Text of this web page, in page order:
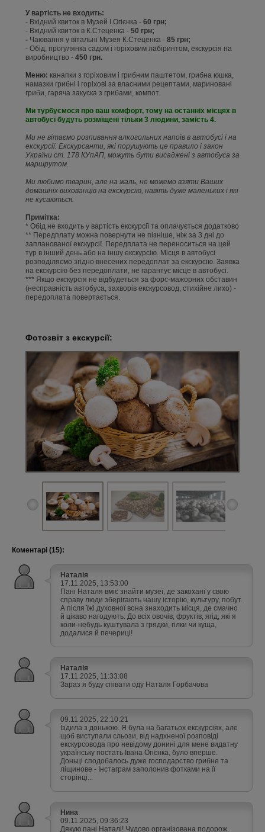
У вартість не входить:
- Вхідний квиток в Музей І.Огієнка - 60 грн;
- Вхідний квиток в К.Стеценка - 50 грн;
- Чаювання у вітальні Музея К.Стеценка - 85 грн;
- Обід, прогулянка садом і горіховим лабіринтом, екскурсія на
виробництво - 450 грн.
Меню: канапки з горіховим і грибним паштетом, грибна юшка,
намазки грибні і горіхові за власними рецептами, мариновані
гриби, гаряча закуска з грибами, компот.
Ми турбуємося про ваш комфорт, тому на останніх місцях в
автобусі будуть розміщені тільки 3 людини, замість 4.
Ми не вітаємо розпивання алкогольних напоїв в автобусі і на
екскурсії. Екскурсанти, які порушують це правило і закон
України ст. 178 КУпАП, можуть бути висаджені з автобуса за
маршрутом.
Ми любимо тварин, але на жаль, не можемо взяти Ваших
домашніх вихованців на екскурсію, навіть дуже маленьких і які
не кусаються.
Примітка:
* Обід не входить у вартість екскурсії та оплачується додатково
** Передплату можна повернути не пізніше, ніж за 3 дні до
запланованої екскурсії. Передплата не переноситься на цей
тур в інший день або на іншу екскурсію. Місця в автобусі
розподіляємо згідно внесених передоплат за екскурсію. Заявка
на екскурсію без передоплати, не гарантує місце в автобусі.
*** Якщо екскурсія не відбудеться за форс-мажорних обставин
(несправність автобуса, захворів екскурсовод, стихійне лихо) -
передоплата повертається.
Фотозвіт з екскурсії:
Коментарі (15):
Наталія
17.11.2025, 13:53:00
Пані Наталя вміє знайти музеї, де закохані у свою
справу люди зберігають нашу історію, культуру, побут.
А після їжі духовної вона знаходить місця, де смачно
й цікаво нагодують. До всіх овочів, фруктів, ягід, які я
коли-небудь куштувала з грядки, гілки чи куща,
додалися й печериці!
Наталія
17.11.2025, 11:33:08
Зараз я буду співати оду Наталя Горбачова
09.11.2025, 22:10:21
Їздила з донькою. Я була на багатьох екскурсіях, але
щоб виступали сльози, від надхненої розповіді
екскурсовода про невідому донині для мене видатну
українську постать Івана Огієнка, було вперше.
Доньці сподобалось дуже господарство грибне та
ліщинове - Інстаграм заполонив фотками на її
сторінці...
Нина
09.11.2025, 09:36:23
Дякую пані Наталі! Чудово організована подорож.